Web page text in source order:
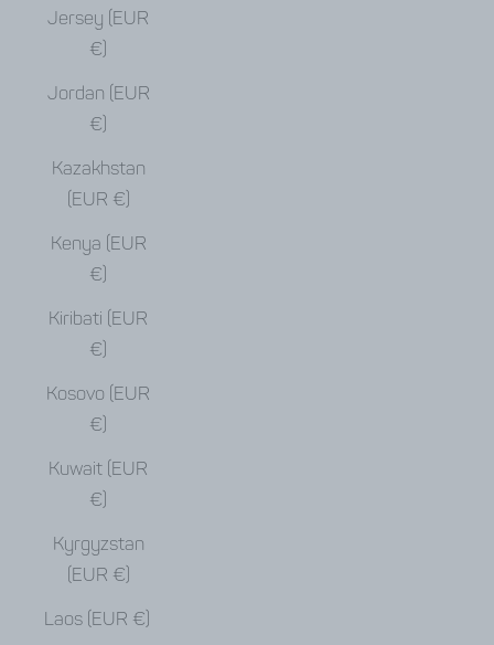
Jersey (EUR
€)
Jordan (EUR
€)
Kazakhstan
(EUR €)
Kenya (EUR
€)
Kiribati (EUR
€)
Kosovo (EUR
€)
Kuwait (EUR
€)
Kyrgyzstan
(EUR €)
Laos (EUR €)